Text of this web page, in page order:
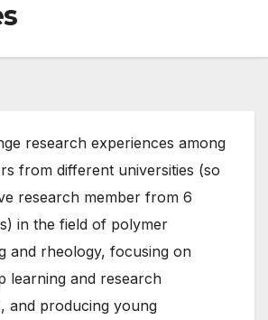
research experiences among
from different universities (so
research member from 6
in the field of polymer
and rheology, focusing on
learning and research
and producing young